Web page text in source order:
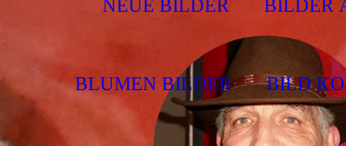
NEUE BILDER BILDER
BLUMEN BILDER BILD